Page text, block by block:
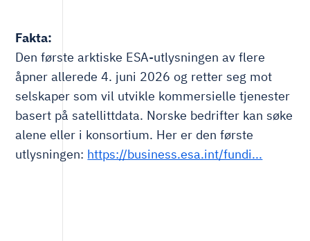
Fakta:
Den første arktiske ESA-utlysningen av flere
åpner allerede 4. juni 2026 og retter seg mot
selskaper som vil utvikle kommersielle tjenester
basert på satellittdata. Norske bedrifter kan søke
alene eller i konsortium. Her er den første
utlysningen: https://business.esa.int/fundi...